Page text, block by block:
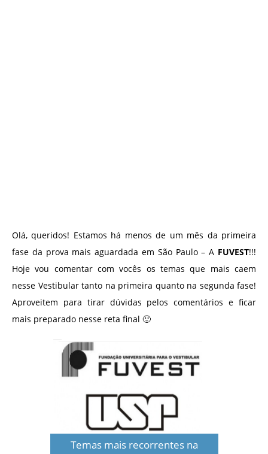
Olá, queridos! Estamos há menos de um mês da primeira
fase da prova mais aguardada em São Paulo – A FUVEST!!!
Hoje vou comentar com vocês os temas que mais caem
nesse Vestibular tanto na primeira quanto na segunda fase!
Aproveitem para tirar dúvidas pelos comentários e ficar
mais preparado nesse reta final 🙂
Temas mais recorrentes na